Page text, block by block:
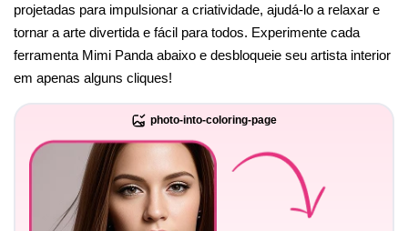
projetadas para impulsionar a criatividade, ajudá-lo a relaxar e
tornar a arte divertida e fácil para todos. Experimente cada
ferramenta Mimi Panda abaixo e desbloqueie seu artista interior
em apenas alguns cliques!
photo-into-coloring-page